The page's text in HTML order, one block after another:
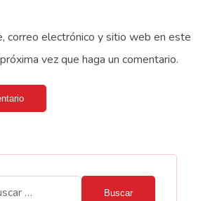
correo electrónico y sitio web en este
vez que haga un comentario.
Buscar